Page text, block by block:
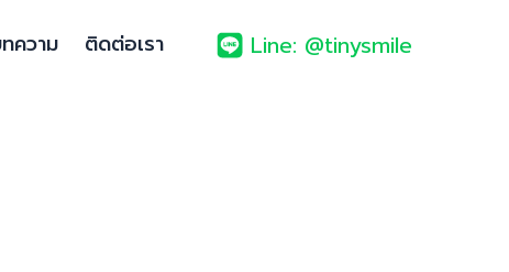
ความ ติดต่อเรา Line: @tinysmile